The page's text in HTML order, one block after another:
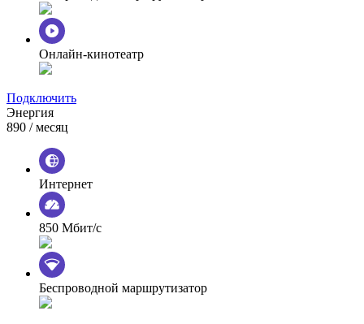
Онлайн-кинотеатр
Подключить
Энергия
890 / месяц
Интернет
850 Мбит/с
Беспроводной маршрутизатор